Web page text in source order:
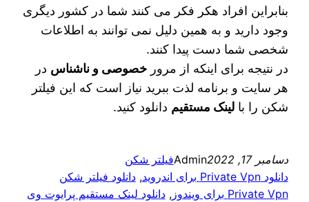
بنابراین افراد هکر فکر می کنند شما در کشور دیگری
وجود دارید و به همین دلیل نمی توانند به اطلاعات
شخصی شما دست پیدا کنند.
در نتیجه برای اینکه از مرورخصوصی و ناشناس در
هر سایت و برنامه لذت ببرید نیاز است که این فیلتر
شکن را بالینک مستقیم دانلود کنید.
دسامبر 17, 2022 Adminفیلتر شکن
دانلود Private Vpn برای اندروید
, دانلود فیلتر شکن
Private Vpn برای ویندوز
, دانلود لینک مستقیم پرایوت وی